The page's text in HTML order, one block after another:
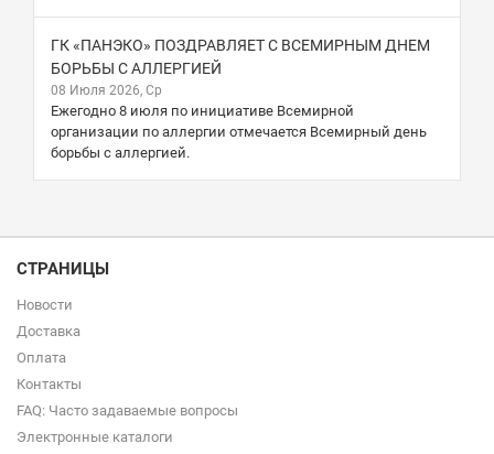
ГК «ПАНЭКО» ПОЗДРАВЛЯЕТ С ВСЕМИРНЫМ ДНЕМ
БОРЬБЫ С АЛЛЕРГИЕЙ
08 Июля 2026, Ср
Ежегодно 8 июля по инициативе Всемирной
организации по аллергии отмечается Всемирный день
борьбы с аллергией.
СТРАНИЦЫ
Новости
Доставка
Оплата
Контакты
FAQ: Часто задаваемые вопросы
Электронные каталоги